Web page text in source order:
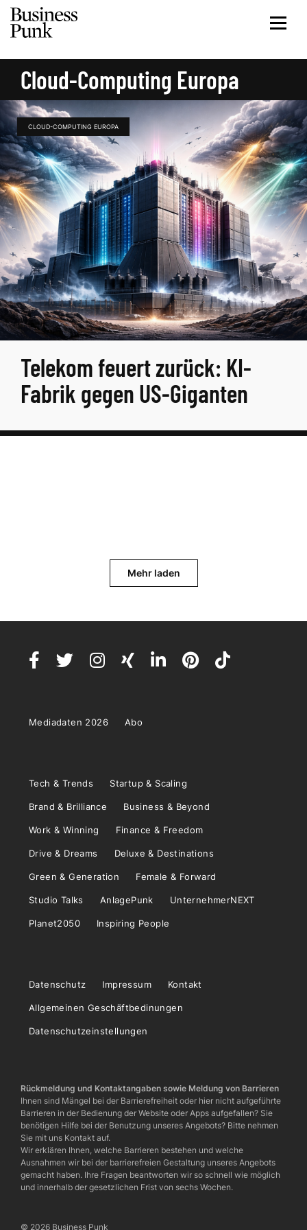
Cloud-Computing Europa
CLOUD-COMPUTING EUROPA
Telekom feuert zurück: KI-
Fabrik gegen US-Giganten
Mehr laden
Mediadaten 2026 Abo
Tech & Trends Startup & Scaling
Brand & Brilliance Business & Beyond
Work & Winning Finance & Freedom
Drive & Dreams Deluxe & Destinations
Green & Generation Female & Forward
Studio Talks AnlagePunk UnternehmerNEXT
Planet2050 Inspiring People
Datenschutz Impressum Kontakt
Allgemeinen Geschäftbedinungen
Datenschutzeinstellungen
Rückmeldung und Kontaktangaben sowie Meldung von Barrieren
Ihnen sind Mängel bei der Barrierefreiheit oder hier nicht aufgeführte
Barrieren in der Bedienung der Website oder Apps aufgefallen? Sie
benötigen Hilfe bei der Benutzung unseres Angebots? Bitte nehmen
Sie mit uns Kontakt auf.
Wir erklären Ihnen, welche Barrieren bestehen und welche
Ausnahmen wir bei der barrierefreien Gestaltung unseres Angebots
gemacht haben. Ihre Fragen beantworten wir so schnell wie möglich
und innerhalb der gesetzlichen Frist von sechs Wochen.
© 2026 Business Punk